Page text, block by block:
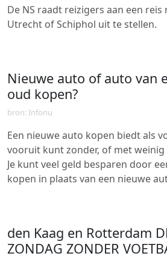
De NS raadt reizigers aan een
Utrecht of Schiphol uit te stellen.
Nieuwe auto of auto van
oud kopen?
bron: Infonu
Een nieuwe auto kopen biedt als
vooruit kunt zonder, of met
Je kunt veel geld besparen door
kopen in plaats van een nieuwe
den Kaag en Rotterdam
ZONDAG ZONDER